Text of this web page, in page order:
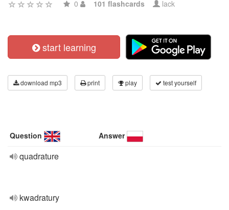
0 101 flashcards lack
start learning
download mp3 print play test yourself
Question Answer
quadrature
kwadratury